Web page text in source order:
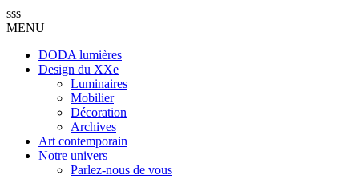
sss
MENU
DODA lumières
Design du XXe
Luminaires
Mobilier
Décoration
Archives
Art contemporain
Notre univers
Parlez-nous de vous